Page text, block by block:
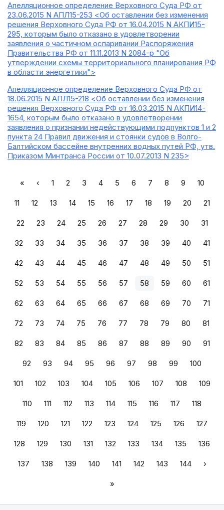
Апелляционное определение Верховного Суда РФ от
23.06.2015 N АПЛ15-253 <Об оставлении без изменения
решения Верховного Суда РФ от 16.04.2015 N АКПИ15-
295, которым было отказано в удовлетворении
заявления о частичном оспаривании Распоряжения
Правительства РФ от 11.11.2013 N 2084-р "Об
утверждении схемы территориального планирования РФ
в области энергетики">
Апелляционное определение Верховного Суда РФ от
18.06.2015 N АПЛ15-218 <Об оставлении без изменения
решения Верховного Суда РФ от 16.03.2015 N АКПИ14-
1654, которым было отказано в удовлетворении
заявления о признании недействующими подпунктов 1 и 2
пункта 24 Правил движения и стоянки судов в Волго-
Балтийском бассейне внутренних водных путей РФ, утв.
Приказом Минтранса России от 10.07.2013 N 235>
« ‹ 1 2 3 4 5 6 7 8 9 10
11 12 13 14 15 16 17 18 19 20 21
22 23 24 25 26 27 28 29 30 31
32 33 34 35 36 37 38 39 40 41
42 43 44 45 46 47 48 49 50 51
52 53 54 55 56 57 58 59 60 61
62 63 64 65 66 67 68 69 70 71
72 73 74 75 76 77 78 79 80 81
82 83 84 85 86 87 88 89 90 91
92 93 94 95 96 97 98 99 100
101 102 103 104 105 106 107 108 109
110 111 112 113 114 115 116 117 118
119 120 121 122 123 124 125 126 127
128 129 130 131 132 133 134 135 136
137 138 139 140 141 142 143 144 ›
»